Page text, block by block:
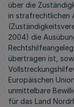
über die
in strafrechtlichen
2004) die
übertragen ist,
Europäischen
unmittelbare
für das Land